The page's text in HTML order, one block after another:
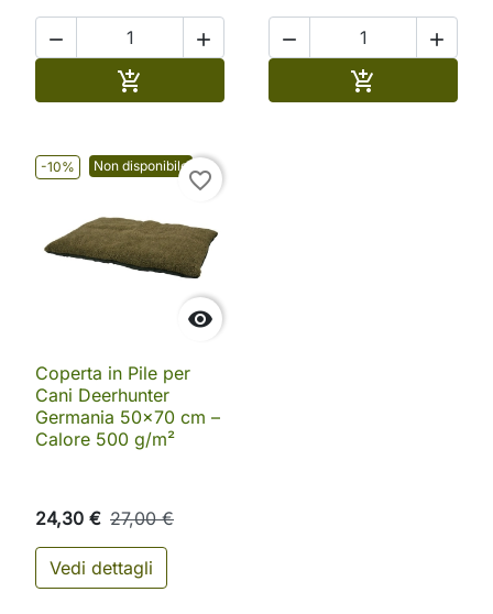
 

 

-10% Non disponibile

favorite_border
Coperta in Pile per
Cani Deerhunter
Germania 50x70 cm –
Calore 500 g/m²
24,30 € 27,00 €
Vedi dettagli